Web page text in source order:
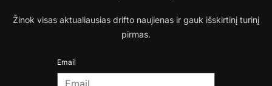
Žinok visas aktualiausias drifto naujienas ir gauk išskirtinį turinį
pirmas.
Email